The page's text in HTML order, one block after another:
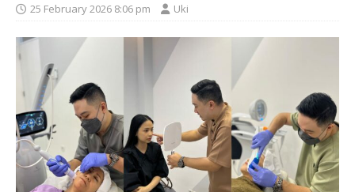
25 February 2026 8:06 pm Uki